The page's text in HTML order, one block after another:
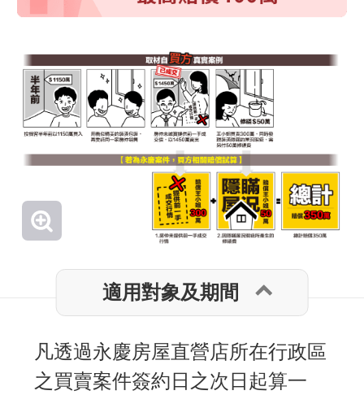
適用對象及期間
凡透過永慶房屋直營店所在行政區
之買賣案件簽約日之次日起算一